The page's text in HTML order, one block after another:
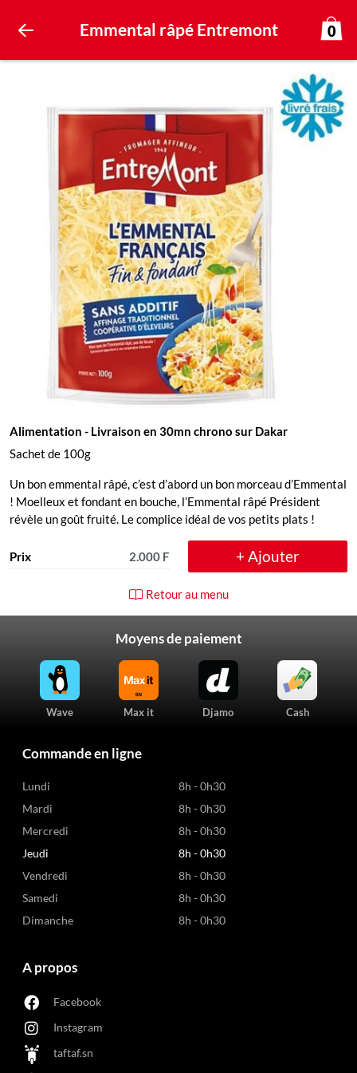
Emmental râpé Entremont 0
Alimentation - Livraison en 30mn chrono sur Dakar
Sachet de 100g
Un bon emmental râpé, c’est d’abord un bon morceau d’Emmental
! Moelleux et fondant en bouche, l’Emmental râpé Président
révèle un goût fruité. Le complice idéal de vos petits plats !
Prix 2.000 F + Ajouter
Retour au menu
Moyens de paiement
Wave Max it Djamo Cash
Commande en ligne
Lundi
8h - 0h30
Mardi
8h - 0h30
Mercredi
8h - 0h30
Jeudi
8h - 0h30
Vendredi
8h - 0h30
Samedi
8h - 0h30
Dimanche
8h - 0h30
A propos
Facebook
Instagram
taftaf.sn